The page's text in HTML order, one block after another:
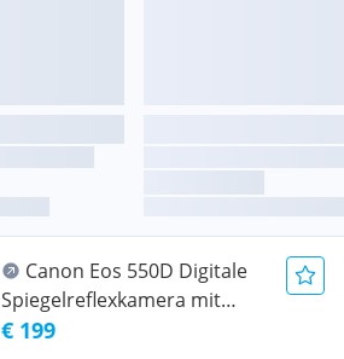
Canon Eos 550D Digitale
Spiegelreflexkamera mit
Videoaufnahmefunktion (18
€ 199